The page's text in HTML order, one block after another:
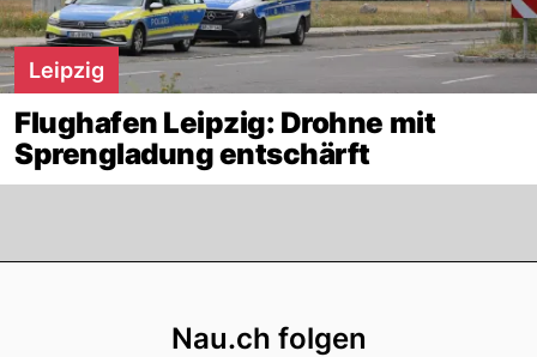
Leipzig
Flughafen Leipzig: Drohne mit
Sprengladung entschärft
Nau.ch folgen